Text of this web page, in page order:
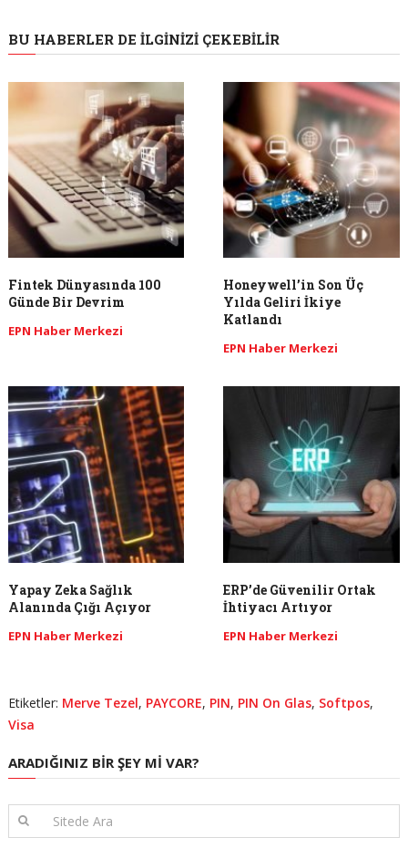
BU HABERLER DE İLGINIZI ÇEKEBILIR
Fintek Dünyasında 100
Günde Bir Devrim
EPN Haber Merkezi
Honeywell’in Son Üç
Yılda Geliri İkiye
Katlandı
EPN Haber Merkezi
Yapay Zeka Sağlık
Alanında Çığı Açıyor
EPN Haber Merkezi
ERP’de Güvenilir Ortak
İhtiyacı Artıyor
EPN Haber Merkezi
Etiketler: Merve Tezel, PAYCORE, PIN, PIN On Glas, Softpos,
Visa
ARADIĞINIZ BIR ŞEY MI VAR?